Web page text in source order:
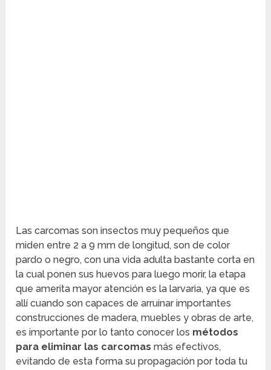
Las carcomas son insectos muy pequeños que
miden entre 2 a 9 mm de longitud, son de color
pardo o negro, con una vida adulta bastante corta en
la cual ponen sus huevos para luego morir, la etapa
que amerita mayor atención es la larvaria, ya que es
allí cuando son capaces de arruinar importantes
construcciones de madera, muebles y obras de arte,
es importante por lo tanto conocer los métodos
para eliminar las carcomas más efectivos,
evitando de esta forma su propagación por toda tu